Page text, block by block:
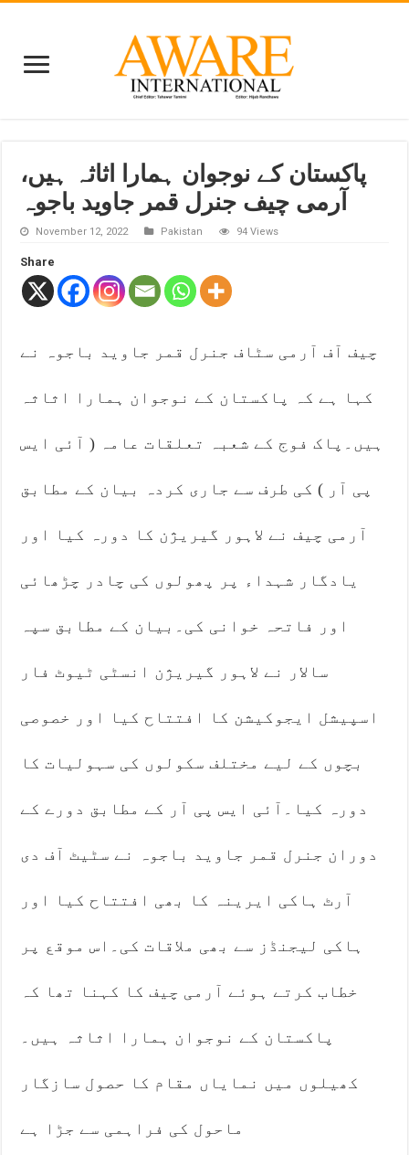
پاکستان کے نوجوان ہمارا اثاثہ ہیں،
آرمی چیف جنرل قمر جاوید باجوہ
November 12, 2022 Pakistan 94 Views
Share
چیف آف آرمی سٹاف جنرل قمر جاوید باجوہ نے
کہا ہے کہ پاکستان کے نوجوان ہمارا اثاثہ
ہیں۔پاک فوج کے شعبہ تعلقات عامہ ( آئی ایس
پی آر ) کی طرف سے جاری کردہ بیان کے مطابق
آرمی چیف نے لاہور گیریژن کا دورہ کیا اور
یادگار شہداء پر پھولوں کی چادر چڑھائی
اور فاتحہ خوانی کی۔بیان کے مطابق سپہ
سالار نے لاہور گیریژن انسٹی ٹیوٹ فار
اسپیشل ایجوکیشن کا افتتاح کیا اور خصوصی
بچوں کے لیے مختلف سکولوں کی سہولیات کا
دورہ کیا۔آئی ایس پی آر کے مطابق دورے کے
دوران جنرل قمر جاوید باجوہ نے سٹیٹ آف دی
آرٹ ہاکی ایرینہ کا بھی افتتاح کیا اور
ہاکی لیجنڈز سے بھی ملاقات کی۔اس موقع پر
خطاب کرتے ہوئے آرمی چیف کا کہنا تھا کہ
پاکستان کے نوجوان ہمارا اثاثہ ہیں۔
کھیلوں میں نمایاں مقام کا حصول سازگار
ماحول کی فراہمی سے جڑا ہے